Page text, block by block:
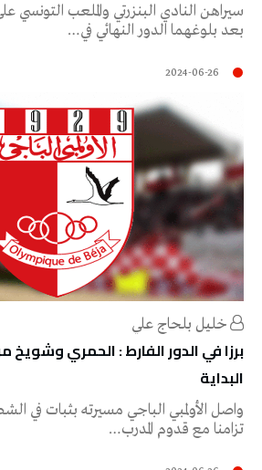
سيراهن النادي البنزرتي والملعب التونسي
بعد بلوغهما الدور النهائي في…
2024-06-26
خليل‭ ‬بلحاج‭ ‬علي
برزا في الدور الفارط : الحمري
البداية
واصل الأولمبي الباجي مسيرته بثبات في
تزامنا مع قدوم المدرب…